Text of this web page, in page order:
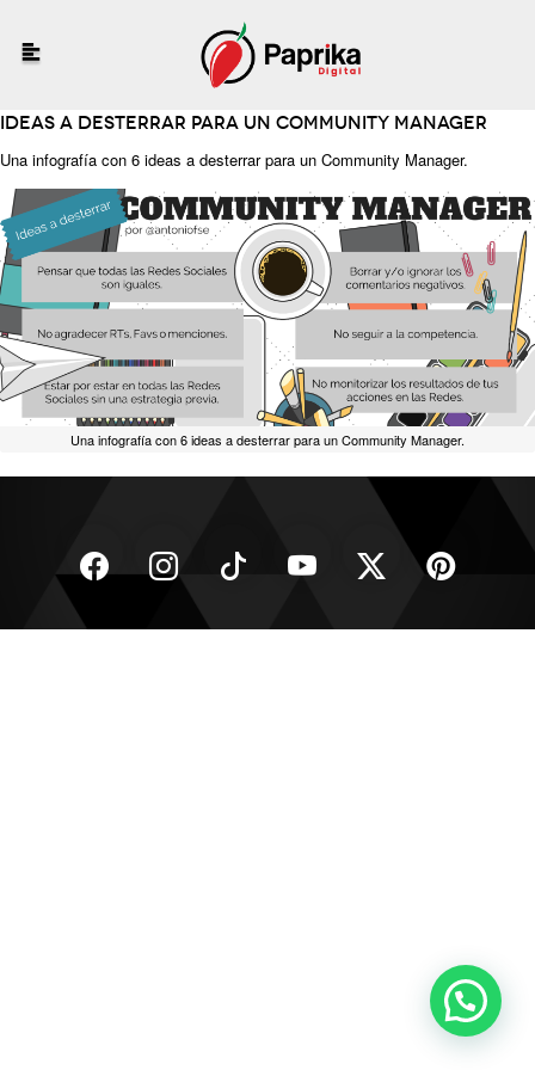
Ideas a desterrar para un COMMUNITY MANAGER
Una infografía con 6 ideas a desterrar para un Community Manager.
Una infografía con 6 ideas a desterrar para un Community Manager.